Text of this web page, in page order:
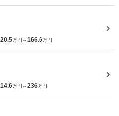
20.5万円～166.6万円
14.6万円～236万円